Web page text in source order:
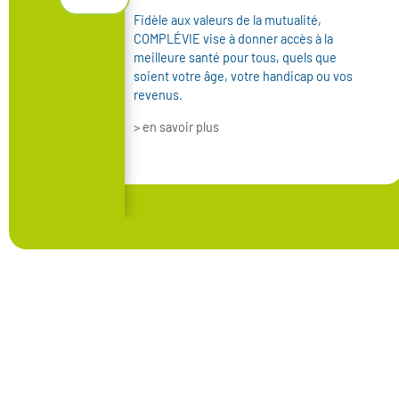
Fidèle aux valeurs de la mutualité,
COMPLÉVIE vise à donner accès à la
meilleure santé pour tous, quels que
soient votre âge, votre handicap ou vos
revenus.
> en savoir plus